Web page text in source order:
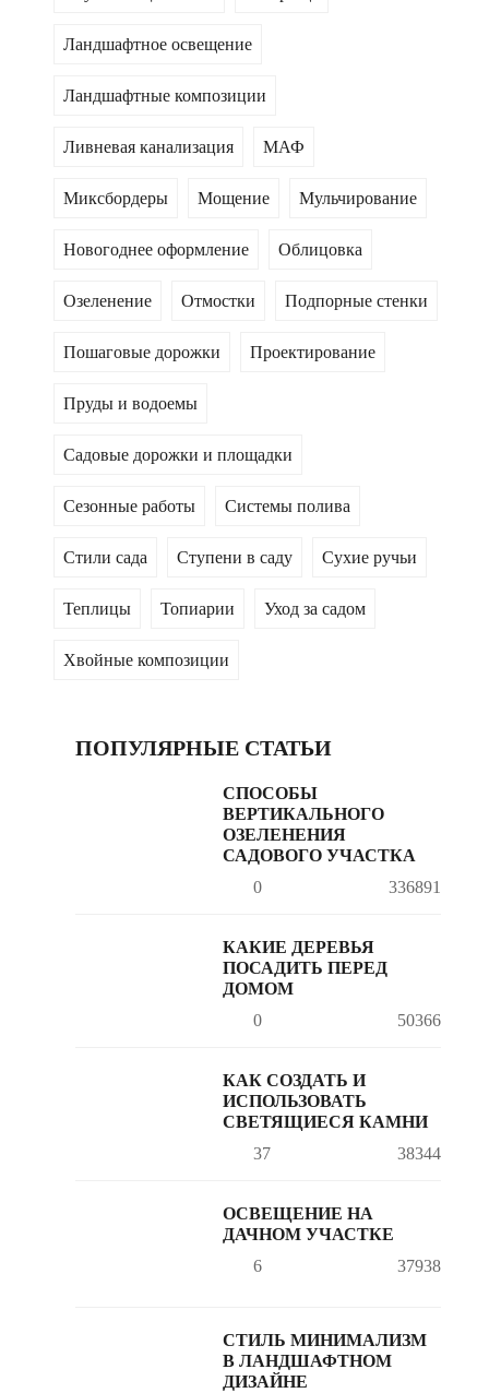
Ландшафтное освещение
Ландшафтные композиции
Ливневая канализация МАФ
Миксбордеры Мощение Мульчирование
Новогоднее оформление Облицовка
Озеленение Отмостки Подпорные стенки
Пошаговые дорожки Проектирование
Пруды и водоемы
Садовые дорожки и площадки
Сезонные работы Системы полива
Стили сада Ступени в саду Сухие ручьи
Теплицы Топиарии Уход за садом
Хвойные композиции
ПОПУЛЯРНЫЕ СТАТЬИ
СПОСОБЫ
ВЕРТИКАЛЬНОГО
ОЗЕЛЕНЕНИЯ
САДОВОГО УЧАСТКА
0
336891
КАКИЕ ДЕРЕВЬЯ
ПОСАДИТЬ ПЕРЕД
ДОМОМ
0
50366
КАК СОЗДАТЬ И
ИСПОЛЬЗОВАТЬ
СВЕТЯЩИЕСЯ КАМНИ
37
38344
ОСВЕЩЕНИЕ НА
ДАЧНОМ УЧАСТКЕ
6
37938
СТИЛЬ МИНИМАЛИЗМ
В ЛАНДШАФТНОМ
ДИЗАЙНЕ